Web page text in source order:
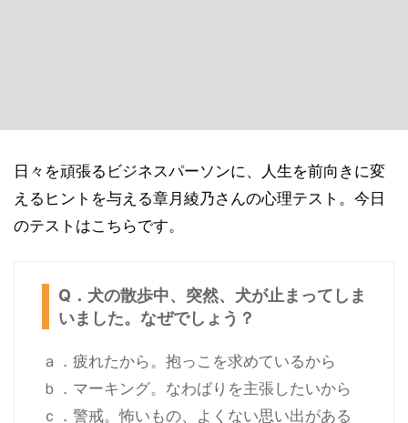
日々を頑張るビジネスパーソンに、人生を前向きに変
えるヒントを与える章月綾乃さんの心理テスト。今日
のテストはこちらです。
Q．犬の散歩中、突然、犬が止まってしま
いました。なぜでしょう？
ａ．疲れたから。抱っこを求めているから
ｂ．マーキング。なわばりを主張したいから
ｃ．警戒。怖いもの、よくない思い出がある